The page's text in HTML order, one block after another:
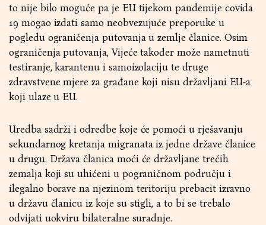
to nije bilo moguće pa je EU tijekom pandemije covida
19 mogao izdati samo neobvezujuće preporuke u
pogledu ograničenja putovanja u zemlje članice. Osim
ograničenja putovanja, Vijeće također može nametnuti
testiranje, karantenu i samoizolaciju te druge
zdravstvene mjere za građane koji nisu državljani EU-a
koji ulaze u EU.
Uredba sadrži i odredbe koje će pomoći u rješavanju
sekundarnog kretanja migranata iz jedne države članice
u drugu. Država članica moći će državljane trećih
zemalja koji su uhićeni u pograničnom području i
ilegalno borave na njezinom teritoriju prebacit izravno
u državu članicu iz koje su stigli, a to bi se trebalo
odvijati uokviru bilateralne suradnje.